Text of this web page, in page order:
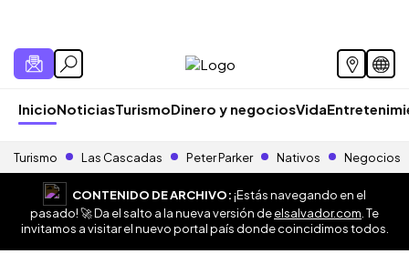
InicioNoticiasTurismoDinero y negociosVida
Turismo Las Cascadas Peter Parker Nativos Negocios
CONTENIDO DE ARCHIVO:¡Estás navegando en el
pasado! 🚀 Da el salto a la nueva versión deelsalvador.com . Te
invitamos a visitar el nuevo portal país donde coincidimos todos.